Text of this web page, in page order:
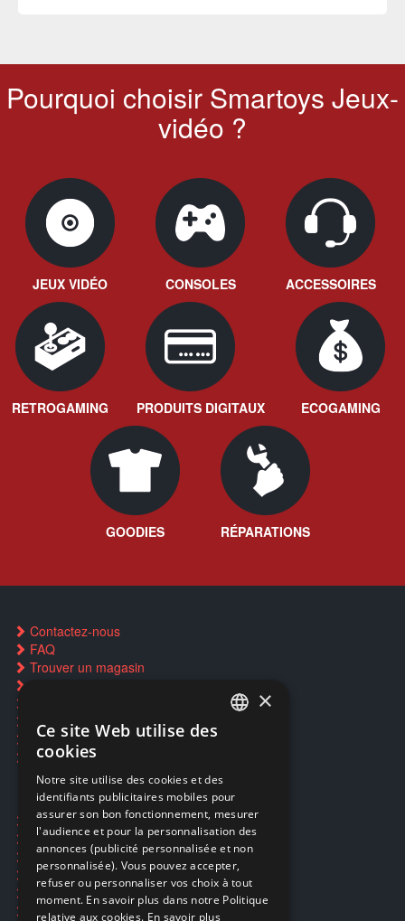
Pourquoi choisir Smartoys Jeux-
vidéo ?
JEUX VIDÉO CONSOLES ACCESSOIRES
RETROGAMING PRODUITS DIGITAUX ECOGAMING
GOODIES RÉPARATIONS
Contactez-nous
FAQ
Trouver un magasin
Restauration CD griffés
Réparations & SAV
Smartpoints
Ecogaming
Expédition & retours
Confidentialité
Conditions générales
EA Sport UFC 6
Call of Duty: Modern Warfare 4
ENGLISH
×
Ce site Web utilise des
cookies
Notre site utilise des cookies et des
identifiants publicitaires mobiles pour
assurer son bon fonctionnement, mesurer
l'audience et pour la personnalisation des
annonces (publicité personnalisée et non
personnalisée). Vous pouvez accepter,
refuser ou personnaliser vos choix à tout
moment. En savoir plus dans notre Politique
relative aux cookies. En savoir plus